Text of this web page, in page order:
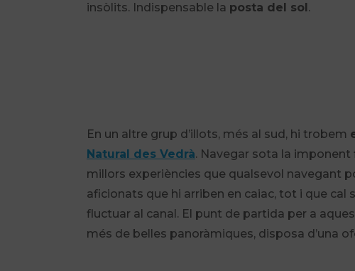
insòlits. Indispensable la posta del sol.
En un altre grup d’illots, més al sud, hi trobem
Natural des Vedrà. Navegar sota la imponent
millors experiències que qualsevol navegant
aficionats que hi arriben en caiac, tot i que
fluctuar al canal. El punt de partida per a
més de belles panoràmiques, disposa d’una